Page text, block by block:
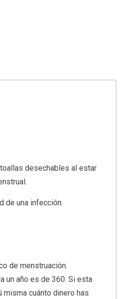
desechables al estar
de una infección.
de menstruación.
un año es de 360. Si esta
cuánto dinero has